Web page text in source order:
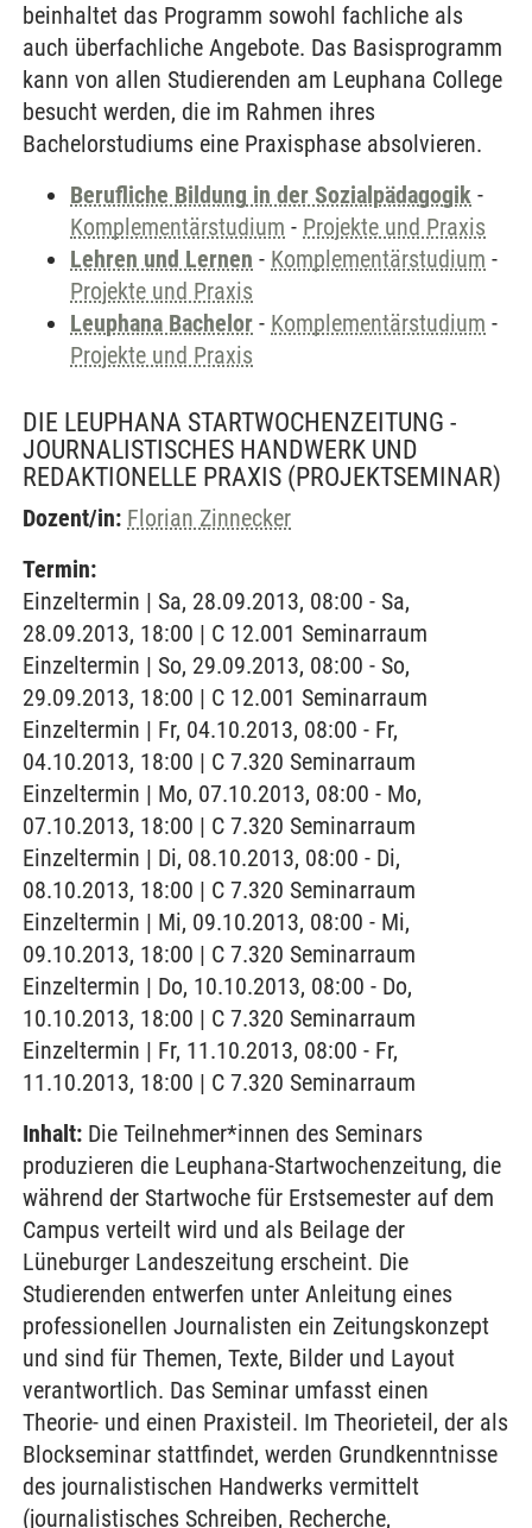
beinhaltet das Programm sowohl fachliche als
auch überfachliche Angebote. Das Basisprogramm
kann von allen Studierenden am Leuphana College
besucht werden, die im Rahmen ihres
Bachelorstudiums eine Praxisphase absolvieren.
Berufliche Bildung in der Sozialpädagogik -
Komplementärstudium - Projekte und Praxis
Lehren und Lernen - Komplementärstudium -
Projekte und Praxis
Leuphana Bachelor - Komplementärstudium -
Projekte und Praxis
DIE LEUPHANA STARTWOCHENZEITUNG -
JOURNALISTISCHES HANDWERK UND
REDAKTIONELLE PRAXIS (PROJEKTSEMINAR)
Dozent/in: Florian Zinnecker
Termin:
Einzeltermin | Sa, 28.09.2013, 08:00 - Sa,
28.09.2013, 18:00 | C 12.001 Seminarraum
Einzeltermin | So, 29.09.2013, 08:00 - So,
29.09.2013, 18:00 | C 12.001 Seminarraum
Einzeltermin | Fr, 04.10.2013, 08:00 - Fr,
04.10.2013, 18:00 | C 7.320 Seminarraum
Einzeltermin | Mo, 07.10.2013, 08:00 - Mo,
07.10.2013, 18:00 | C 7.320 Seminarraum
Einzeltermin | Di, 08.10.2013, 08:00 - Di,
08.10.2013, 18:00 | C 7.320 Seminarraum
Einzeltermin | Mi, 09.10.2013, 08:00 - Mi,
09.10.2013, 18:00 | C 7.320 Seminarraum
Einzeltermin | Do, 10.10.2013, 08:00 - Do,
10.10.2013, 18:00 | C 7.320 Seminarraum
Einzeltermin | Fr, 11.10.2013, 08:00 - Fr,
11.10.2013, 18:00 | C 7.320 Seminarraum
Inhalt: Die Teilnehmer*innen des Seminars
produzieren die Leuphana-Startwochenzeitung, die
während der Startwoche für Erstsemester auf dem
Campus verteilt wird und als Beilage der
Lüneburger Landeszeitung erscheint. Die
Studierenden entwerfen unter Anleitung eines
professionellen Journalisten ein Zeitungskonzept
und sind für Themen, Texte, Bilder und Layout
verantwortlich. Das Seminar umfasst einen
Theorie- und einen Praxisteil. Im Theorieteil, der als
Blockseminar stattfindet, werden Grundkenntnisse
des journalistischen Handwerks vermittelt
(journalistisches Schreiben, Recherche,